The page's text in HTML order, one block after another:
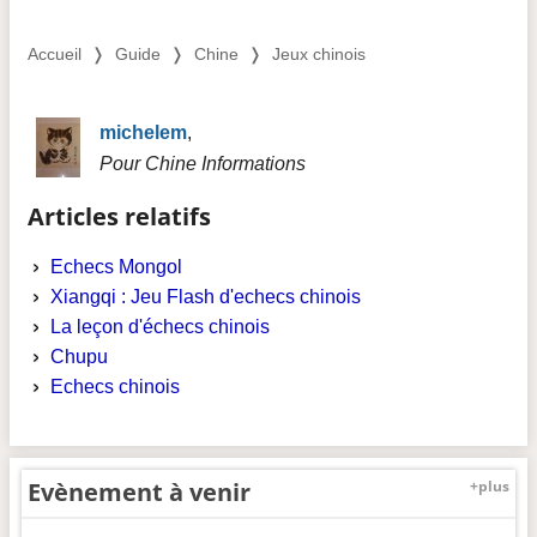
Accueil ❭ Guide ❭ Chine ❭ Jeux chinois
michelem,
Pour Chine Informations
Articles relatifs
Echecs Mongol
Xiangqi : Jeu Flash d'echecs chinois
La leçon d'échecs chinois
Chupu
Echecs chinois
+plus
Evènement à venir